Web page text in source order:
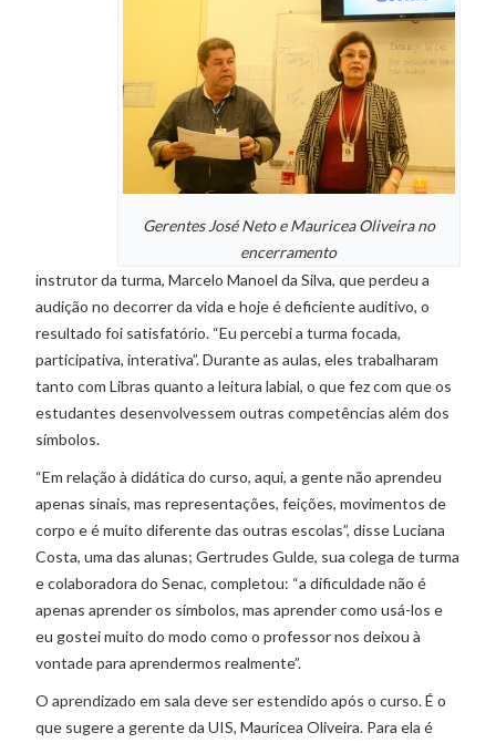
Gerentes José Neto e Mauricea Oliveira no
encerramento
instrutor da turma, Marcelo Manoel da Silva, que perdeu a
audição no decorrer da vida e hoje é deficiente auditivo, o
resultado foi satisfatório. “Eu percebi a turma focada,
participativa, interativa”. Durante as aulas, eles trabalharam
tanto com Libras quanto a leitura labial, o que fez com que os
estudantes desenvolvessem outras competências além dos
símbolos.
“Em relação à didática do curso, aqui, a gente não aprendeu
apenas sinais, mas representações, feições, movimentos de
corpo e é muito diferente das outras escolas”, disse Luciana
Costa, uma das alunas; Gertrudes Gulde, sua colega de turma
e colaboradora do Senac, completou: “a dificuldade não é
apenas aprender os símbolos, mas aprender como usá-los e
eu gostei muito do modo como o professor nos deixou à
vontade para aprendermos realmente”.
O aprendizado em sala deve ser estendido após o curso. É o
que sugere a gerente da UIS, Mauricea Oliveira. Para ela é